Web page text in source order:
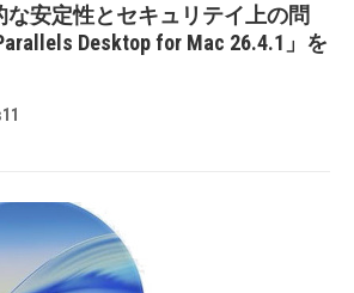
な安定性とセキュリテイ上の問
Desktop for Mac 26.4.1」を